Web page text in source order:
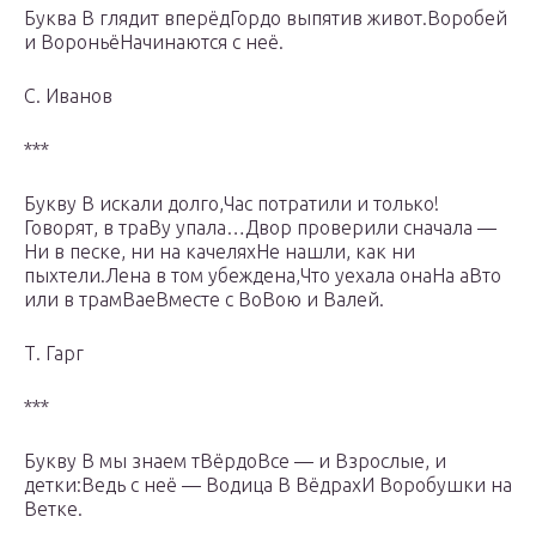
Буква В глядит вперёдГордо выпятив живот.Воробей
и ВороньёНачинаются с неё.
С. Иванов
***
Букву В искали долго,Час потратили и только!
Говорят, в траВу упала…Двор проверили сначала —
Ни в песке, ни на качеляхНе нашли, как ни
пыхтели.Лена в том убеждена,Что уехала онаНа аВто
или в трамВаеВместе с ВоВою и Валей.
Т. Гарг
***
Букву В мы знаем тВёрдоВсе — и Взрослые, и
детки:Ведь с неё — Водица В ВёдрахИ Воробушки на
Ветке.